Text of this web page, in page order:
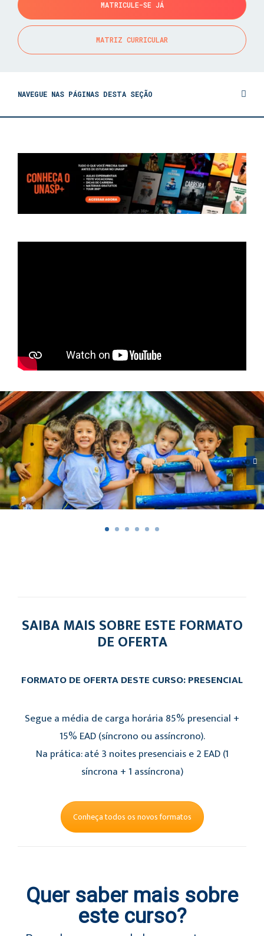
MATRICULE-SE JÁ
MATRIZ CURRICULAR
NAVEGUE NAS PÁGINAS DESTA SEÇÃO
SAIBA MAIS SOBRE ESTE FORMATO
DE OFERTA
FORMATO DE OFERTA DESTE CURSO: PRESENCIAL
Segue a média de carga horária 85% presencial +
15% EAD (síncrono ou assíncrono).
Na prática: até 3 noites presenciais e 2 EAD (1
síncrona + 1 assíncrona)
Conheça todos os novos formatos
Quer saber mais sobre
este curso?